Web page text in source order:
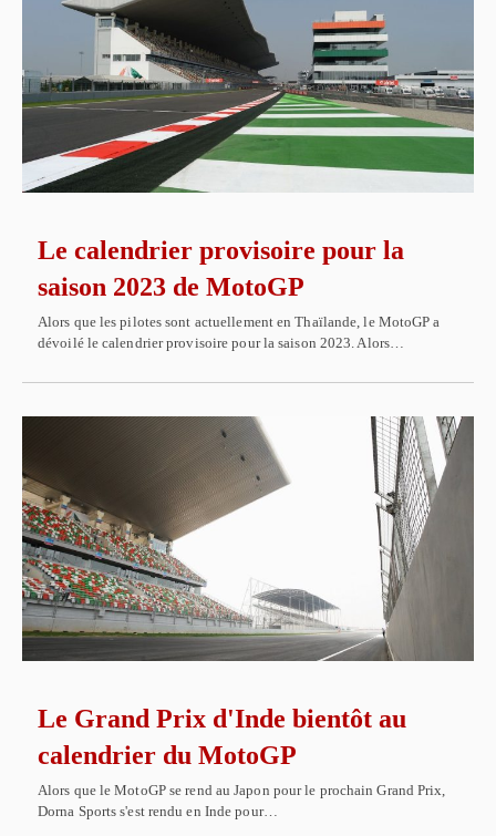
Le calendrier provisoire pour la
saison 2023 de MotoGP
Alors que les pilotes sont actuellement en Thaïlande, le MotoGP a
dévoilé le calendrier provisoire pour la saison 2023. Alors…
Le Grand Prix d'Inde bientôt au
calendrier du MotoGP
Alors que le MotoGP se rend au Japon pour le prochain Grand Prix,
Dorna Sports s'est rendu en Inde pour…